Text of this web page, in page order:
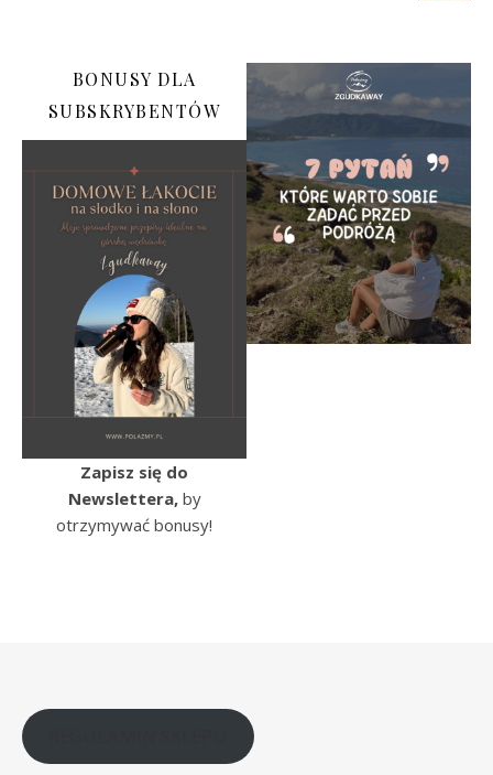
BONUSY DLA
SUBSKRYBENTÓW
Zapisz się do
Newslettera,by
otrzymywać bonusy!